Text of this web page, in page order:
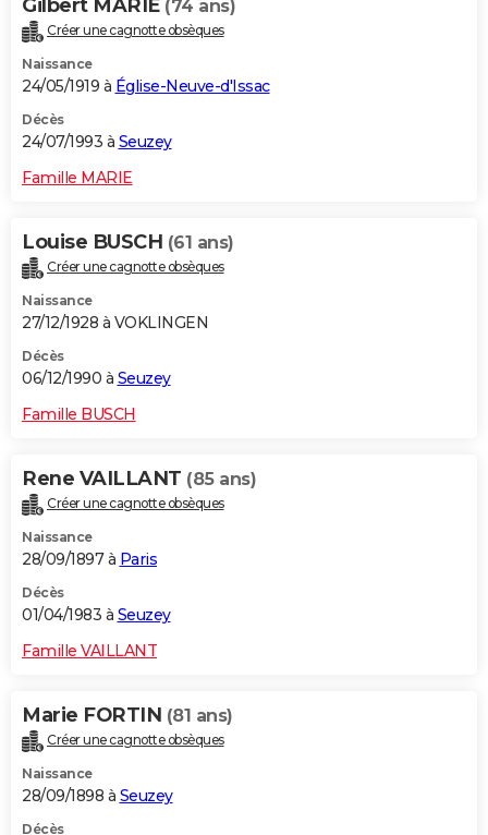
Gilbert MARIE (74 ans)
Créer une cagnotte obsèques
Naissance
24/05/1919 à Église-Neuve-d'Issac
Décès
24/07/1993 à Seuzey
Famille MARIE
Louise BUSCH (61 ans)
Créer une cagnotte obsèques
Naissance
27/12/1928 à VOKLINGEN
Décès
06/12/1990 à Seuzey
Famille BUSCH
Rene VAILLANT (85 ans)
Créer une cagnotte obsèques
Naissance
28/09/1897 à Paris
Décès
01/04/1983 à Seuzey
Famille VAILLANT
Marie FORTIN (81 ans)
Créer une cagnotte obsèques
Naissance
28/09/1898 à Seuzey
Décès